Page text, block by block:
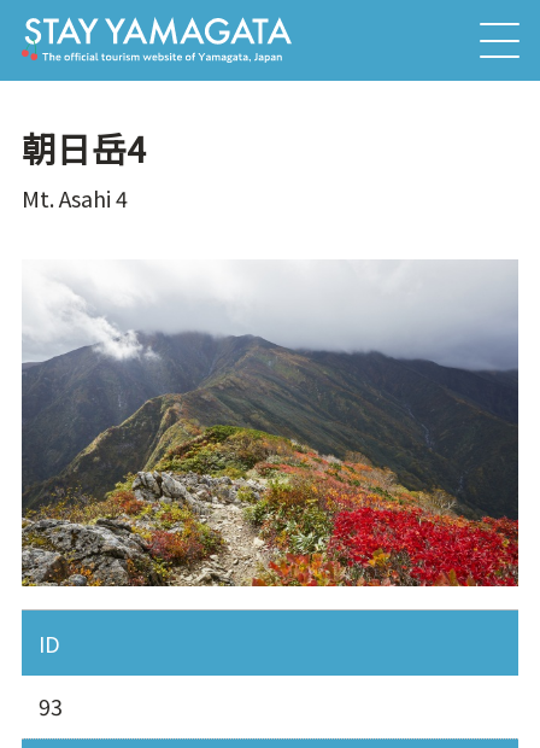
朝日岳4
Mt. Asahi 4
ID
93